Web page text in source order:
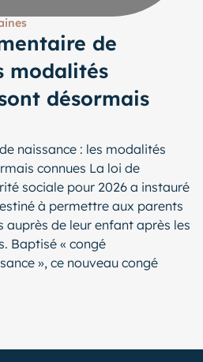
de
modalités
désormais
naissance : les modalités
connues La loi de
sociale pour 2026 a instauré
à permettre aux parents
de leur enfant après les
Baptisé « congé
», ce nouveau congé